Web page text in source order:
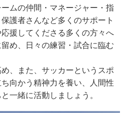
ムの仲間・マネージャー・指
護者さんなど多くのサポート
援してくださる多くの方々へ
め、日々の練習・試合に臨む
、また、サッカーというスポ
向かう精神力を養い、人間性
一緒に活動しましょう。